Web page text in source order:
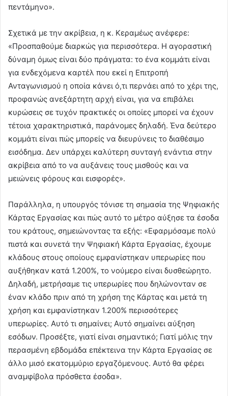
πεντάμηνο».
Σχετικά με την ακρίβεια, η κ. Κεραμέως ανέφερε:
«Προσπαθούμε διαρκώς για περισσότερα. Η αγοραστική
δύναμη όμως είναι δύο πράγματα: το ένα κομμάτι είναι
για ενδεχόμενα καρτέλ που εκεί η Επιτροπή
Ανταγωνισμού η οποία κάνει ό,τι περνάει από το χέρι της,
προφανώς ανεξάρτητη αρχή είναι, για να επιβάλει
κυρώσεις σε τυχόν πρακτικές οι οποίες μπορεί να έχουν
τέτοια χαρακτηριστικά, παράνομες δηλαδή. Ένα δεύτερο
κομμάτι είναι πώς μπορείς να διευρύνεις το διαθέσιμο
εισόδημα. Δεν υπάρχει καλύτερη συνταγή ενάντια στην
ακρίβεια από το να αυξάνεις τους μισθούς και να
μειώνεις φόρους και εισφορές».
Παράλληλα, η υπουργός τόνισε τη σημασία της Ψηφιακής
Κάρτας Εργασίας και πώς αυτό το μέτρο αύξησε τα έσοδα
του κράτους, σημειώνοντας τα εξής: «Εφαρμόσαμε πολύ
πιστά και συνετά την Ψηφιακή Κάρτα Εργασίας, έχουμε
κλάδους στους οποίους εμφανίστηκαν υπερωρίες που
αυξήθηκαν κατά 1.200%, το νούμερο είναι δυσθεώρητο.
Δηλαδή, μετρήσαμε τις υπερωρίες που δηλώνονταν σε
έναν κλάδο πριν από τη χρήση της Κάρτας και μετά τη
χρήση και εμφανίστηκαν 1.200% περισσότερες
υπερωρίες. Αυτό τι σημαίνει; Αυτό σημαίνει αύξηση
εσόδων. Προσέξτε, γιατί είναι σημαντικό; Γιατί μόλις την
περασμένη εβδομάδα επέκτεινα την Κάρτα Εργασίας σε
άλλο μισό εκατομμύριο εργαζόμενους. Αυτό θα φέρει
αναμφίβολα πρόσθετα έσοδα».